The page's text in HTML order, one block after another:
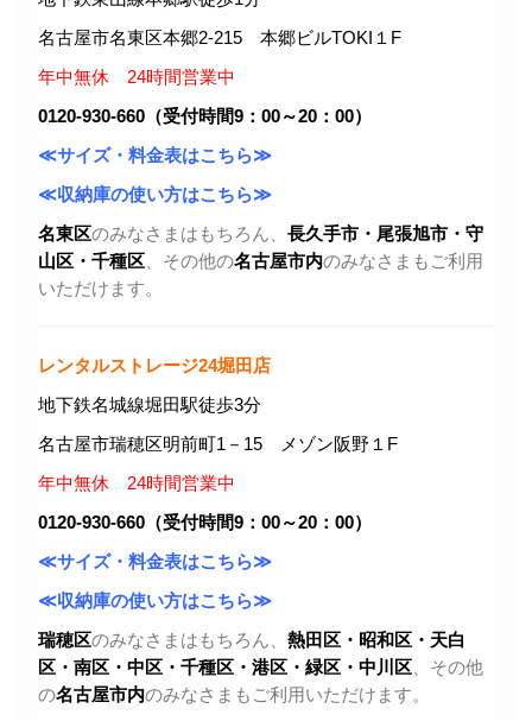
名古屋市名東区本郷2-215 本郷ビルTOKI１F
年中無休 24時間営業中
0120-930-660（受付時間9：00～20：00）
≪サイズ・料金表はこちら≫
≪収納庫の使い方はこちら≫
名東区のみなさまはもちろん、 長久手市・尾張旭市 ・守
山区・千種区 、その他の名古屋市内のみなさまもご利用
いただけます。
レンタルストレージ24堀田店
地下鉄名城線堀田駅徒歩3分
名古屋市瑞穂区明前町1－15 メゾン阪野１F
年中無休 24時間営業中
0120-930-660（受付時間9：00～20：00）
≪サイズ・料金表はこちら≫
≪収納庫の使い方はこちら≫
瑞穂区のみなさまはもちろん、 熱田区・昭和区・天白
区・ 南区・中区・千種区・港区・緑区・中川区 、その他
の名古屋市内のみなさまもご利用いただけます。